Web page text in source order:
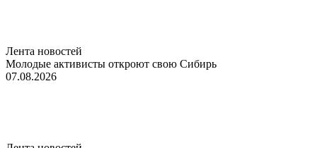
Лента новостей
Молодые активисты откроют свою Сибирь
07.08.2026